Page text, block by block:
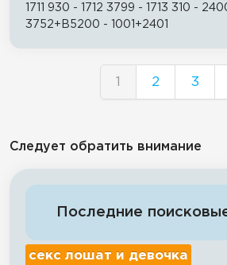
1711 930 - 1712 3799 - 1713 310 -
3752+B5200 - 1001+2401
1 2 3
Следует обратить внимание
Последние
секс лошат и девочка